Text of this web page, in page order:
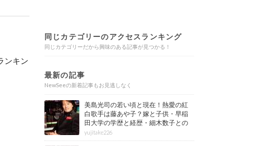
ンキン
同じカテゴリーのアクセスランキング
同じカテゴリーだから興味のある記事が見つかる！
最新の記事
NewSeeの新着記事もお見逃しなく
美島光司の若い頃と現在！熱愛の紅
白歌手は藤あや子？嫁と子供・早稲
田大学の学歴と経歴・細木数子との
確執もまとめ
yujitake226